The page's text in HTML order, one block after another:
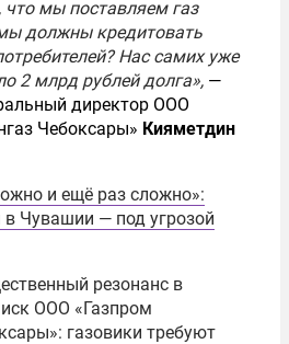
что мы поставляем газ
должны кредитовать
Нас самих уже
2 млрд рублей долга», —
директор ООО
Чебоксары» Кияметдин
и ещё раз сложно»:
в Чувашии — под угрозой
резонанс в
ООО «Газпром
газовики требуют